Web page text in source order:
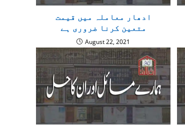
ادھار معاملہ میں قیمت
متعین کرنا ضروری ہے
August 22, 2021